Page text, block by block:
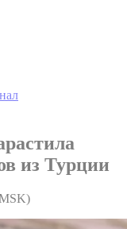
из Турции